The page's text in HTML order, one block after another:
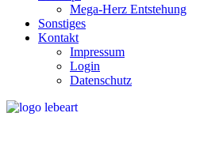
Mega-Herz Entstehung
Sonstiges
Kontakt
Impressum
Login
Datenschutz